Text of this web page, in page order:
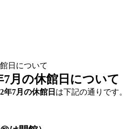
日について
7月の休館日について
年7月の休館日 は下記の通りです。